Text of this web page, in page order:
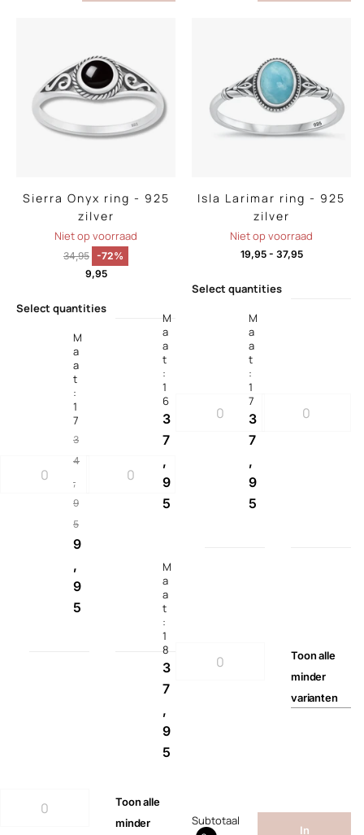
Sierra Onyx ring - 925
zilver
Niet op voorraad
34,95 -72%
9,95
Select quantities
M
a
a
t
:
1
7
3
4
,
9
5
9
,
9
5
Toonalle
minder
Isla Larimar ring - 925
zilver
Niet op voorraad
19,95- 37,95
Select quantities
M
a
a
t
:
1
6
3
7
,
9
5
M
a
a
t
:
1
7
3
7
,
9
5
M
a
a
t
:
1
8
3
7
,
9
5
Toonalle
minder
varianten
Subtotaal
In